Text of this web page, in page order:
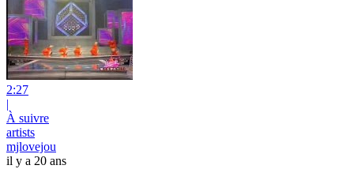
2:27
|
À suivre
artists
mjlovejou
il y a 20 ans